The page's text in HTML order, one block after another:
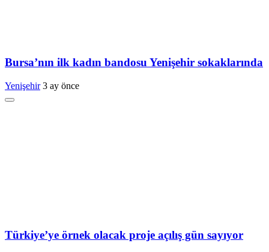
Bursa’nın ilk kadın bandosu Yenişehir sokaklarında
Yenişehir 3 ay önce
Türkiye’ye örnek olacak proje açılış gün sayıyor